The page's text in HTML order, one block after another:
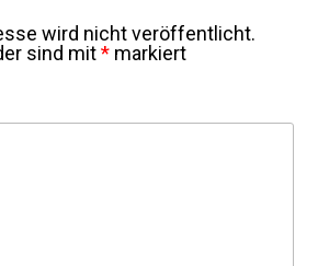
wird nicht veröffentlicht.
sind mit* markiert